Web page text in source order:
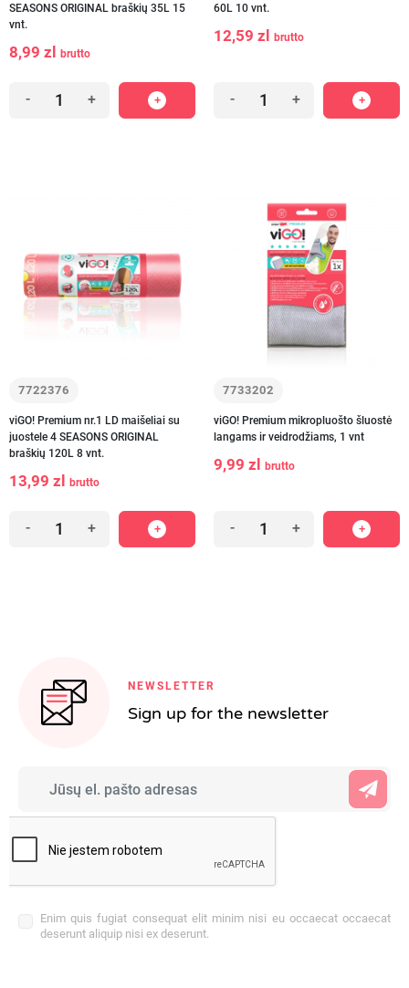
SEASONS ORIGINAL braškių 35L 15
vnt.
8,99 zl brutto
- +
60L 10 vnt.
12,59 zl brutto
- +
7722376
viGO! Premium nr.1 LD maišeliai su
juostele 4 SEASONS ORIGINAL
braškių 120L 8 vnt.
13,99 zl brutto
- +
7733202
viGO! Premium mikropluošto šluostė
langams ir veidrodžiams, 1 vnt
9,99 zl brutto
- +
NEWSLETTER
Sign up for the newsletter
Enim quis fugiat consequat elit minim nisi eu occaecat occaecat
deserunt aliquip nisi ex deserunt.